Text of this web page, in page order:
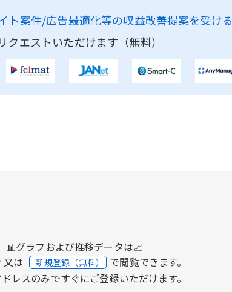
ト案件/広告最適化等の収益改善提案を受ける
エストいただけます（無料）
📊グラフおよび推移データは📈
又は 新規登録（無料） で閲覧できます。
レスのみですぐにご登録いただけます。